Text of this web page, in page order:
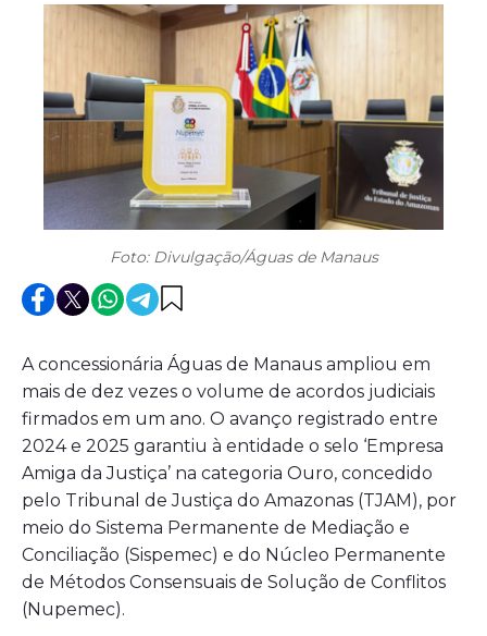
Foto: Divulgação/Águas de Manaus
A concessionária Águas de Manaus ampliou em
mais de dez vezes o volume de acordos judiciais
firmados em um ano. O avanço registrado entre
2024 e 2025 garantiu à entidade o selo ‘Empresa
Amiga da Justiça’ na categoria Ouro, concedido
pelo Tribunal de Justiça do Amazonas (TJAM), por
meio do Sistema Permanente de Mediação e
Conciliação (Sispemec) e do Núcleo Permanente
de Métodos Consensuais de Solução de Conflitos
(Nupemec).